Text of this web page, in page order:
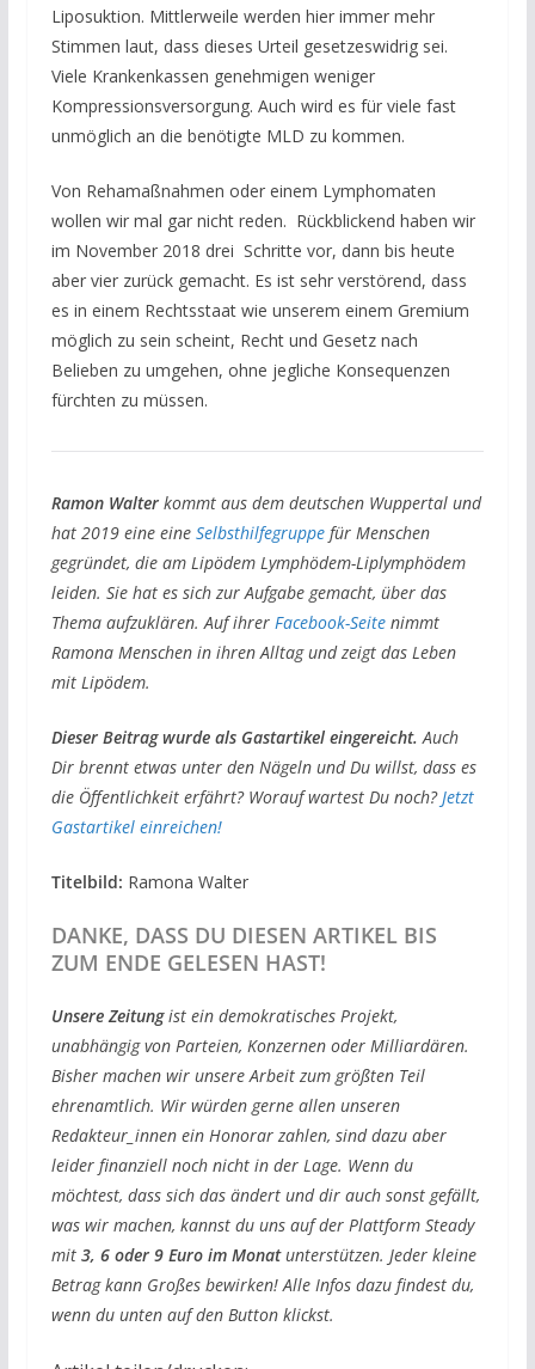
Liposuktion. Mittlerweile werden hier immer mehr
Stimmen laut, dass dieses Urteil gesetzeswidrig sei.
Viele Krankenkassen genehmigen weniger
Kompressionsversorgung. Auch wird es für viele fast
unmöglich an die benötigte MLD zu kommen.
Von Rehamaßnahmen oder einem Lymphomaten
wollen wir mal gar nicht reden. Rückblickend haben wir
im November 2018 drei Schritte vor, dann bis heute
aber vier zurück gemacht. Es ist sehr verstörend, dass
es in einem Rechtsstaat wie unserem einem Gremium
möglich zu sein scheint, Recht und Gesetz nach
Belieben zu umgehen, ohne jegliche Konsequenzen
fürchten zu müssen.
Ramon Walterkommt aus dem deutschen Wuppertal und
hat 2019 eine eine Selbsthilfegruppefür Menschen
gegründet, die am Lipödem Lymphödem-Liplymphödem
leiden. Sie hat es sich zur Aufgabe gemacht, über das
Thema aufzuklären. Auf ihrerFacebook-Seitenimmt
Ramona Menschen in ihren Alltag und zeigt das Leben
mit Lipödem.
Dieser Beitrag wurde als Gastartikel eingereicht.Auch
Dir brennt etwas unter den Nägeln und Du willst, dass es
die Öffentlichkeit erfährt? Worauf wartest Du noch?Jetzt
Gastartikel einreichen!
Titelbild: Ramona Walter
DANKE, DASS DU DIESEN ARTIKEL BIS
ZUM ENDE GELESEN HAST!
Unsere Zeitungist ein demokratisches Projekt,
unabhängig von Parteien, Konzernen oder Milliardären.
Bisher machen wir unsere Arbeit zum größten Teil
ehrenamtlich. Wir würden gerne allen unseren
Redakteur_innen ein Honorar zahlen, sind dazu aber
leider finanziell noch nicht in der Lage. Wenn du
möchtest, dass sich das ändert und dir auch sonst gefällt,
was wir machen, kannst du uns auf der Plattform Steady
mit 3, 6 oder 9 Euro im Monatunterstützen. Jeder kleine
Betrag kann Großes bewirken! Alle Infos dazu findest du,
wenn du unten auf den Button klickst.